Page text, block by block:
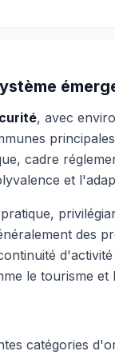
, avec
cadre
et
des
le tourisme et
catégories